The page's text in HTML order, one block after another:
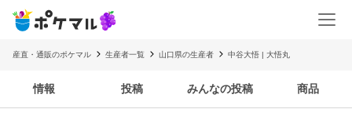
産直・通販のポケマル 生産者一覧 山口県の生産者 中谷大悟 | 大悟丸
情報 投稿 みんなの投稿 商品